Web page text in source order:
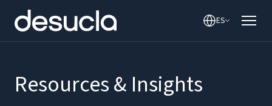
ES
Resources & Insights